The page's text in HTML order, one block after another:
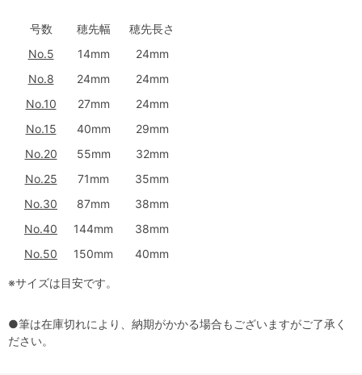
号数 穂先幅
穂先長さ
No.5
14mm
24mm
No.8
24mm
24mm
No.10
27mm
24mm
No.15
40mm
29mm
No.20
55mm
32mm
No.25
71mm
35mm
No.30
87mm
38mm
No.40
144mm
38mm
No.50
150mm 40mm
※サイズは目安です。
●筆は在庫切れにより、納期がかかる場合もございますがご了承く
ださい。